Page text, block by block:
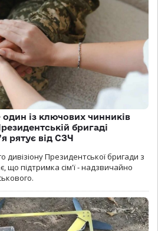
із ключових чинників
бригаді
рятує від СЗЧ
дивізіону Президентської бригади з
що підтримка сім'ї - надзвичайно